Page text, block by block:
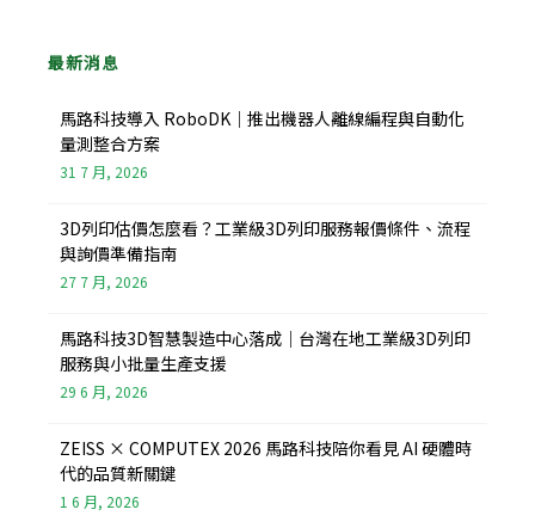
o
k
f
最新消息
馬路科技導入 RoboDK｜推出機器人離線編程與自動化
量測整合方案
31 7 月, 2026
3D列印估價怎麼看？工業級3D列印服務報價條件、流程
與詢價準備指南
27 7 月, 2026
馬路科技3D智慧製造中心落成｜台灣在地工業級3D列印
服務與小批量生產支援
29 6 月, 2026
ZEISS × COMPUTEX 2026 馬路科技陪你看見 AI 硬體時
代的品質新關鍵
1 6 月, 2026